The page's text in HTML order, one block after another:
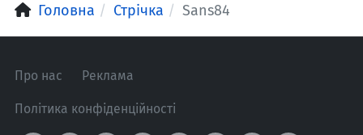
Головна Стрічка Sans84
Про нас Реклама
Політика конфіденційності